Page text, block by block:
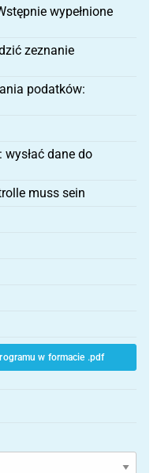
wypełnione
zeznanie
podatków:
wysłać dane do
muss sein
w formacie .pdf